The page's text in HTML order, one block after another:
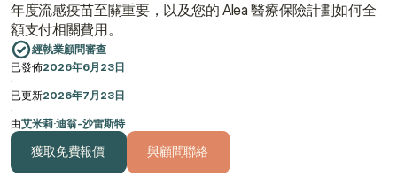
年度流感疫苗至關重要，以及您的 Alea 醫療保險計劃如何全
額支付相關費用。
經執業顧問審查
已發佈2026年6月23日
·
已更新2026年7月23日
·
由艾米莉·迪翁-沙雷斯特
獲取免費報價 與顧問聯絡